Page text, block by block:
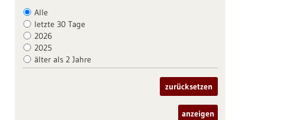
Alle
letzte 30 Tage
2026
2025
älter als 2 Jahre
zurücksetzen
anzeigen